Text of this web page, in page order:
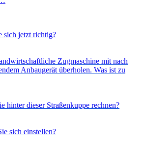
sich jetzt richtig?
Zugmaschine mit nach
Anbaugerät überholen. Was ist zu
hinter dieser Straßenkuppe rechnen?
sich einstellen?